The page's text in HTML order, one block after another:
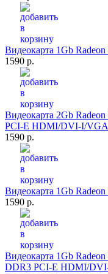
Видеокарта 1Gb
1590 р.
Видеокарта 2Gb
PCI-E HDMI/DVI-I/
1590 р.
Видеокарта 1Gb
1590 р.
Видеокарта 1Gb
DDR3 PCI-E HDMI/